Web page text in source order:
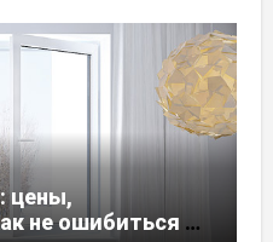
цены,
не ошибиться с